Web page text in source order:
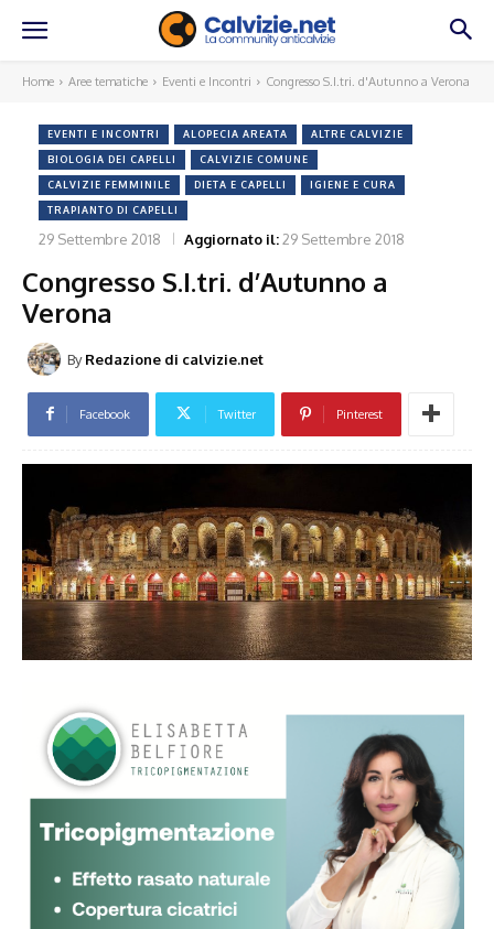
Home Aree tematiche Eventi e Incontri Congresso S.I.tri. d'Autunno a Verona
EVENTI E INCONTRI ALOPECIA AREATA ALTRE CALVIZIE
BIOLOGIA DEI CAPELLI CALVIZIE COMUNE
CALVIZIE FEMMINILE DIETA E CAPELLI IGIENE E CURA
TRAPIANTO DI CAPELLI
29 Settembre 2018 Aggiornato il:29 Settembre 2018
Congresso S.I.tri. d’Autunno a
Verona
By Redazione di calvizie.net
Facebook Twitter Pinterest